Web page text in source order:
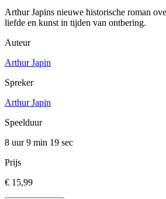
Arthur Japins nieuwe historische roman
liefde en kunst in tijden van ontbering.
Auteur
Arthur Japin
Spreker
Arthur Japin
Speelduur
8 uur 9 min 19 sec
Prijs
€ 15,99